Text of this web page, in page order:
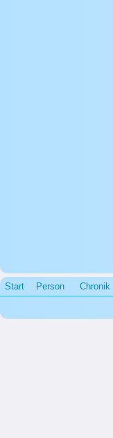
Start Person Chronik